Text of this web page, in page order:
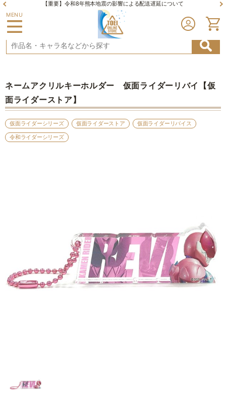
【重要】令和8年熊本地震の影響による配送遅延について
MENU
ネームアクリルキーホルダー 仮面ライダーリバイ【仮
面ライダーストア】
仮面ライダーシリーズ 仮面ライダーストア
仮面ライダーリバイス
令和ライダーシリーズ